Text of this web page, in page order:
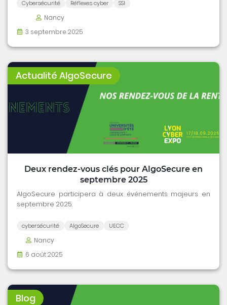
Cybersécurité Réflexes cyber SSI
Nancy
3 septembre 2025
Actualité AlgoSecure
Deux rendez-vous clés pour AlgoSecure en
septembre 2025
AlgoSecure participera à deux événements majeurs en
septembre 2025.
cybersécurité AlgoSecure UECC
Nancy
6 août 2025
Blog